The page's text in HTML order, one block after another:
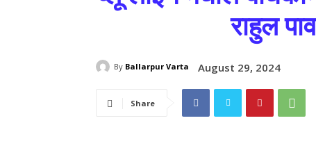
राहुल
By Ballarpur Varta August 29, 2024
Share